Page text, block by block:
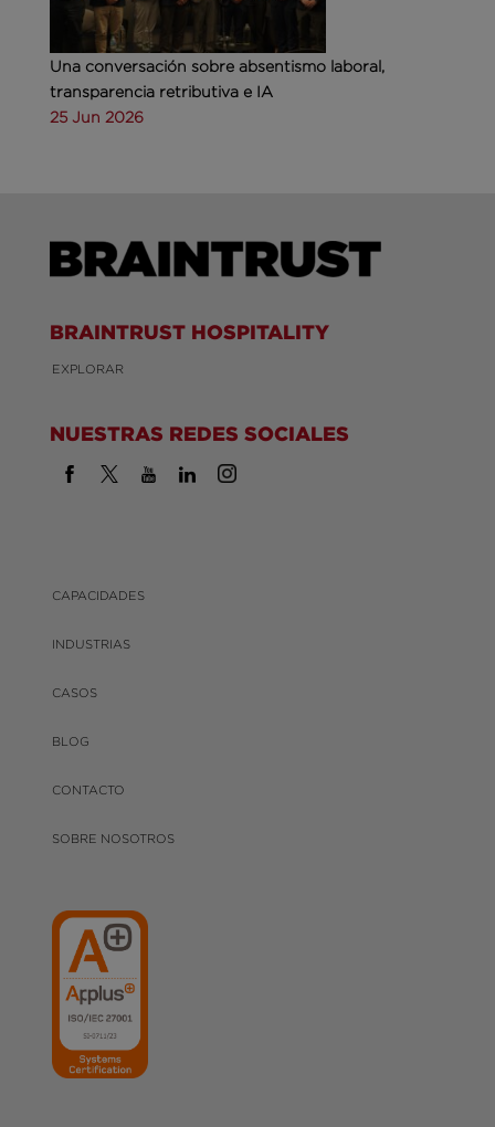
Una conversación sobre absentismo laboral,
transparencia retributiva e IA
25 Jun 2026
BRAINTRUST HOSPITALITY
EXPLORAR
NUESTRAS REDES SOCIALES
CAPACIDADES
INDUSTRIAS
CASOS
BLOG
CONTACTO
SOBRE NOSOTROS